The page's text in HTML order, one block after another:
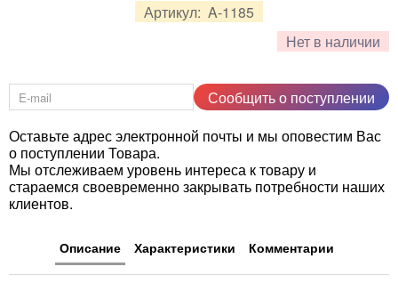
Артикул: A-1185
Нет в наличии
Сообщить о поступлении
Оставьте адрес электронной почты и мы оповестим Вас
о поступлении Товара.
Мы отслеживаем уровень интереса к товару и
стараемся своевременно закрывать потребности наших
клиентов.
Описание Характеристики Комментарии